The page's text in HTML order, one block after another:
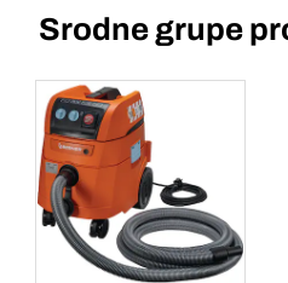
Srodne grupe